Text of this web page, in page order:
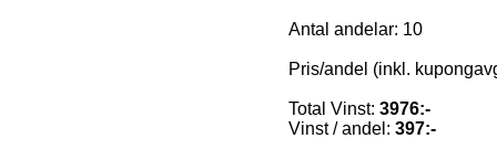
Antal andelar: 10
Pris/andel (inkl.
Total Vinst: 3976:-
Vinst / andel: 397:-